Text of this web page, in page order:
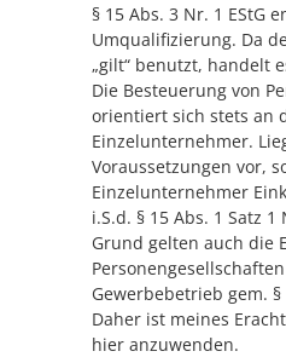
§ 15 Abs. 3 Nr. 1 EStG
Umqualifizierung. Da
„gilt“ benutzt, handelt
Die Besteuerung von
orientiert sich stets an
Einzelunternehmer.
Voraussetzungen vor,
Einzelunternehmer
i.S.d. § 15 Abs. 1 Satz 1
Grund gelten auch die
Gewerbebetrieb gem. §
Daher ist meines
hier anzuwenden.